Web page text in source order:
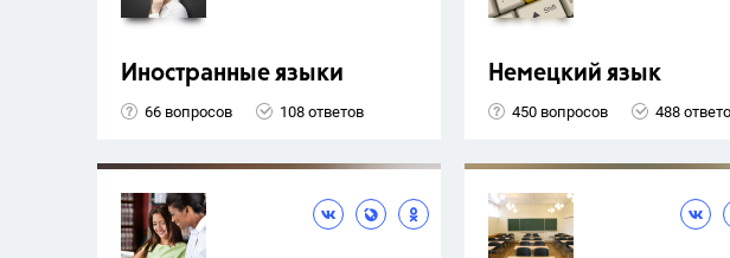
Иностранные языки
66 вопросов 108 ответов
Немецкий язык
450 вопросов 488